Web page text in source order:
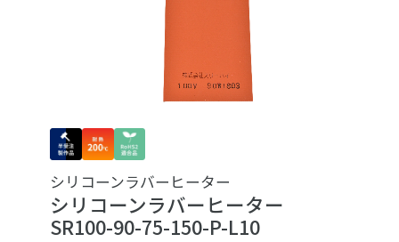
シリコーンラバーヒーター
シリコーンラバーヒーター
SR100-90-75-150-P-L10